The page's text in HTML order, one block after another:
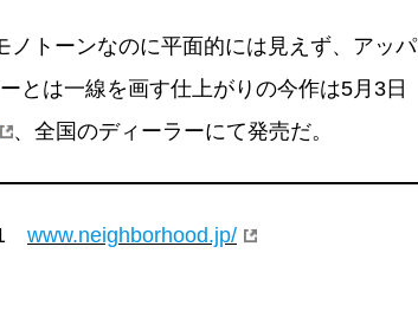
トーンなのに平面的には見えず、アッパ
とは一線を画す仕上がりの今作は5月3日
、全国のディーラーにて発売だ。
www.neighborhood.jp/